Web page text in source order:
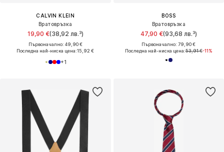
CALVIN KLEIN
Вратовръзка
19,90 €(38,92 лв.³)
Първоначално: 49,90 €
Последна най-ниска цена:15,92 €
+1
BOSS
Вратовръзка
47,90 €(93,68 лв.³)
Първоначално: 79,90 €
Последна най-ниска цена:53,91 €-11%